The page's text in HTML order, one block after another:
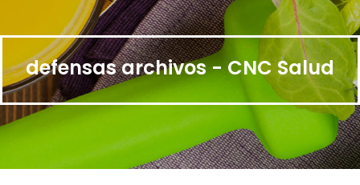
defensas archivos - CNC Salud